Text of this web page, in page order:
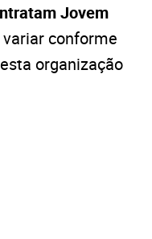
Jovem
conforme
organização